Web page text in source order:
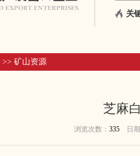
关
>> 矿山资源
芝麻
浏览次数： 335 日